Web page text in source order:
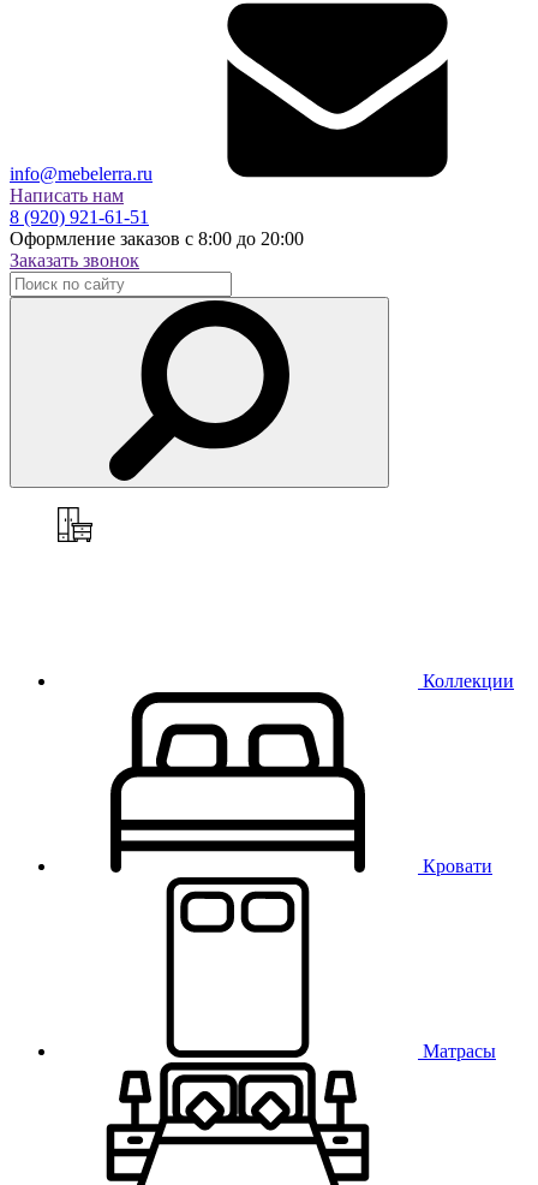
info@mebelerra.ru
Написать нам
8 (920) 921-61-51
Оформление заказов с 8:00 до 20:00
Заказать звонок
Коллекции
Кровати
Матрасы